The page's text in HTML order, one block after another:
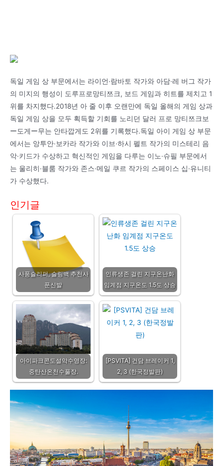
독일 게임 상 부문에서는 라이언·람바토 작가와 아담·레 버그 작가
의 미지의 행성이 도루프로망티쯔크, 보드 게임과 히트를 제치고 1
위를 차지했다.2018년 아 줄 이후 오랜만에 독일 올해의 게임 상과
독일 게임 상을 모두 획득할 기회를 노리던 달러 프로 망티쯔크보
ー도게ー무는 안타깝게도 2위를 기록했다.독일 아이 게임 상 부문
에서는 앙투안·보카라 작가와 이브·하시 펠트 작가의 미스테리 음
악·키드가 수상하고 혁신적인 게임을 다루는 이노·슈필 부문에서
는 울리히·블룸 작가와 존스·메일 쿠르 작가의 스페이스 십·유니티
가 수상했다.
인기글
사풍슬리퍼, 슬링백 추천사
푼신발
인류생존 걸린 지구온난화
임계점 지구온도 1.5도 상승
아이파크콘도설악수영장:
중탄산온천수풀장.
[PSVITA] 건담 브레이커 1,
2, 3 (한국정발판)